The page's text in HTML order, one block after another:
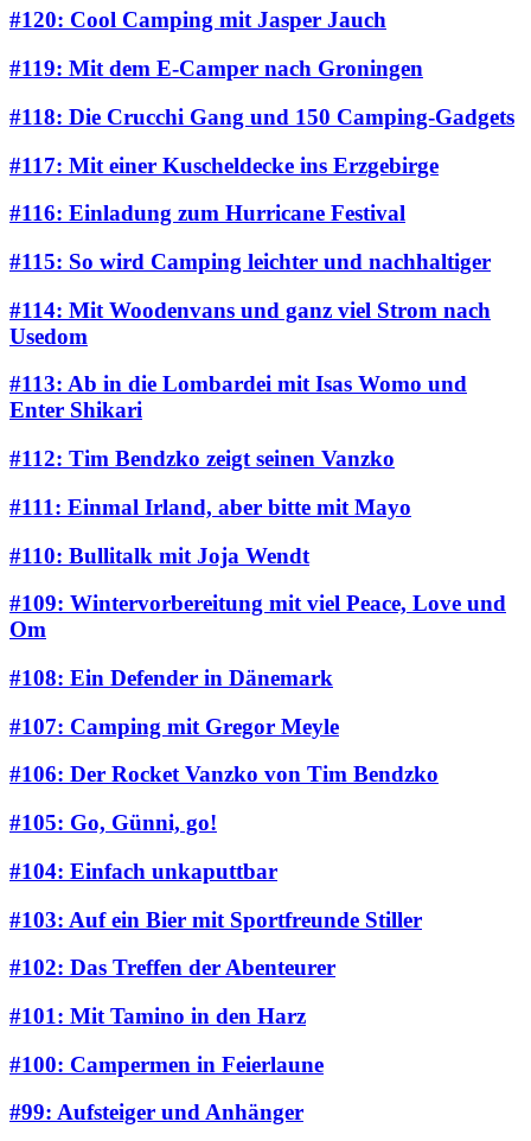
#120: Cool Camping mit Jasper Jauch
#119: Mit dem E-Camper nach Groningen
#118: Die Crucchi Gang und 150 Camping-Gadgets
#117: Mit einer Kuscheldecke ins Erzgebirge
#116: Einladung zum Hurricane Festival
#115: So wird Camping leichter und nachhaltiger
#114: Mit Woodenvans und ganz viel Strom nach
Usedom
#113: Ab in die Lombardei mit Isas Womo und
Enter Shikari
#112: Tim Bendzko zeigt seinen Vanzko
#111: Einmal Irland, aber bitte mit Mayo
#110: Bullitalk mit Joja Wendt
#109: Wintervorbereitung mit viel Peace, Love und
Om
#108: Ein Defender in Dänemark
#107: Camping mit Gregor Meyle
#106: Der Rocket Vanzko von Tim Bendzko
#105: Go, Günni, go!
#104: Einfach unkaputtbar
#103: Auf ein Bier mit Sportfreunde Stiller
#102: Das Treffen der Abenteurer
#101: Mit Tamino in den Harz
#100: Campermen in Feierlaune
#99: Aufsteiger und Anhänger